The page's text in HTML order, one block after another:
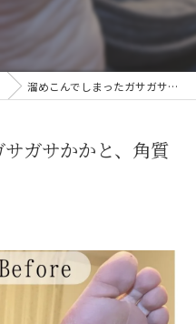
溜めこんでしまったガサガサかかと、角質も… 夏には！
ガサかかと、角質